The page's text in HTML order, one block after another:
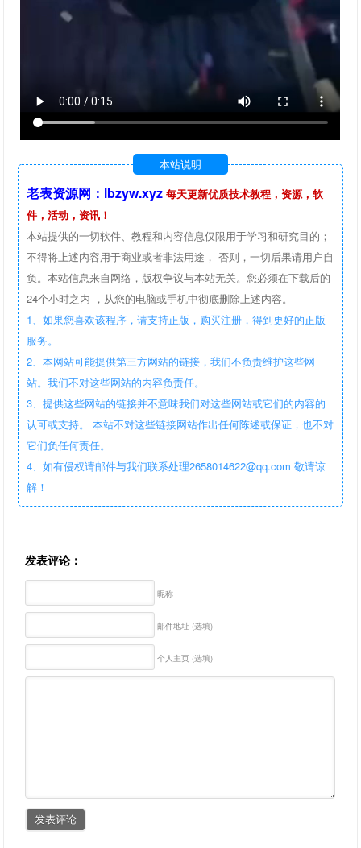
本站说明
老表资源网：lbzyw.xyz 每天更新优质技术教程，资源，软
件，活动，资讯！
本站提供的一切软件、教程和内容信息仅限用于学习和研究目的；
不得将上述内容用于商业或者非法用途， 否则，一切后果请用户自
负。本站信息来自网络，版权争议与本站无关。您必须在下载后的
24个小时之内 ，从您的电脑或手机中彻底删除上述内容。
1、如果您喜欢该程序，请支持正版，购买注册，得到更好的正版
服务。
2、本网站可能提供第三方网站的链接，我们不负责维护这些网
站。我们不对这些网站的内容负责任。
3、提供这些网站的链接并不意味我们对这些网站或它们的内容的
认可或支持。 本站不对这些链接网站作出任何陈述或保证，也不对
它们负任何责任。
4、如有侵权请邮件与我们联系处理2658014622@qq.com 敬请谅
解！
发表评论：
昵称
邮件地址 (选填)
个人主页 (选填)